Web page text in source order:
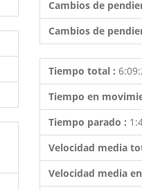
Cambios de
Cambios de
Tiempo total :
Tiempo en
Tiempo parado :
Velocidad media
Velocidad media